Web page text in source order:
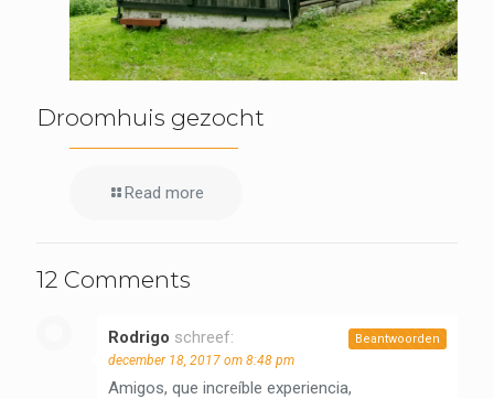
Droomhuis gezocht
Read more
12 Comments
Rodrigo schreef:
december 18, 2017 om 8:48 pm
Amigos, que increíble experiencia,
Beantwoorden